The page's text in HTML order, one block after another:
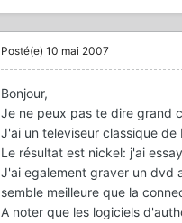
Posté(e) 10 mai 2007
Bonjour,
Je ne peux pas te dire grand
J'ai un televiseur classique de
Le résultat est nickel: j'ai
J'ai egalement graver un dvd
semble meilleure que la
A noter que les logiciels